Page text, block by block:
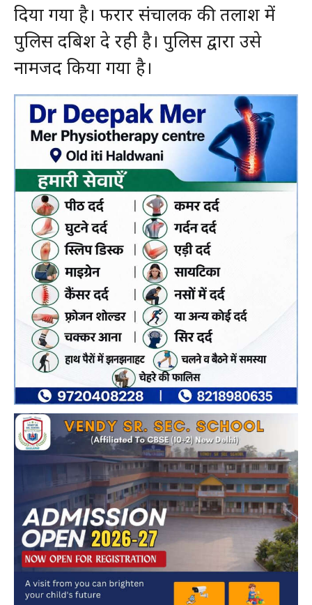
दिया गया है। फरार संचालक की तलाश में
पुलिस दबिश दे रही है। पुलिस द्वारा उसे
नामजद किया गया है।